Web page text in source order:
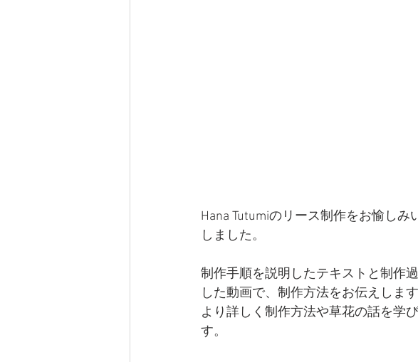
Hana Tutumiのリース制作をお愉し
しました。
制作手順を説明したテキストと制作
した動画で、制作方法をお伝えします
より詳しく制作方法や草花の話を学
す。